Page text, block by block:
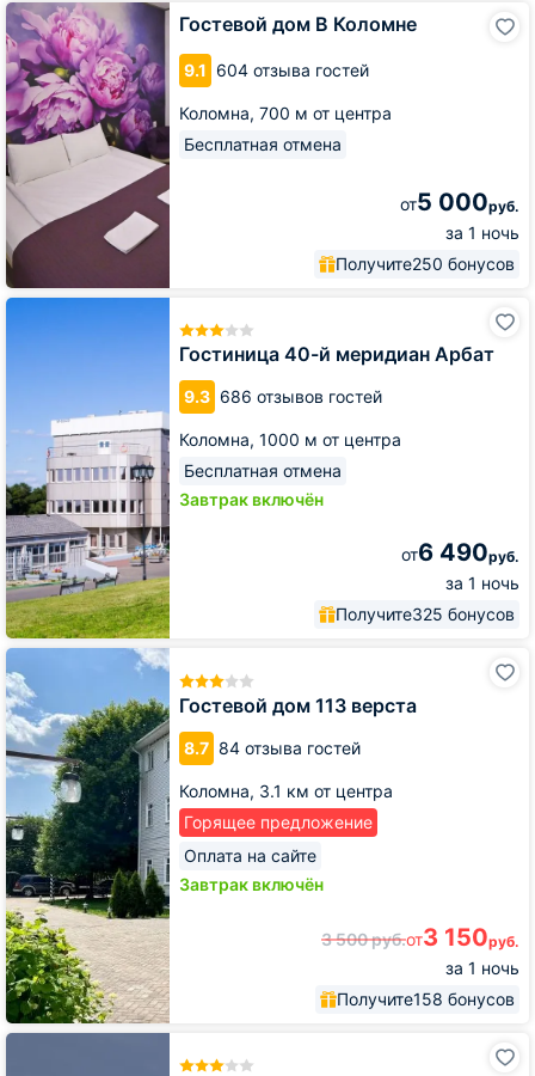
Гостевой дом В Коломне
9.1 604 отзыва гостей
Коломна, 700 м от центра
Бесплатная отмена
от5 000руб.
за 1 ночь
Получите250 бонусов
Гостевой
дом
В
Коломне
Гостиница 40-й меридиан Арбат
9.3 686 отзывов гостей
Коломна, 1000 м от центра
Бесплатная отмена
Завтрак включён
от6 490руб.
за 1 ночь
Получите325 бонусов
Гостиница
Гостевой дом 113 верста
8.7 84 отзыва гостей
Коломна, 3.1 км от центра
Горящее предложение
Оплата на сайте
Завтрак включён
3 500руб.от3 150руб.
за 1 ночь
Получите158 бонусов
Гостевой
дом
113
верста
Гостиница